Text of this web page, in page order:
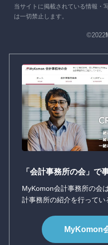
当サイトに掲載されている情報・
は一切禁止します。
©2022
「会計事務所の会」で
MyKomon会計事務所の会
計事務所の紹介を行ってい
MyKomon